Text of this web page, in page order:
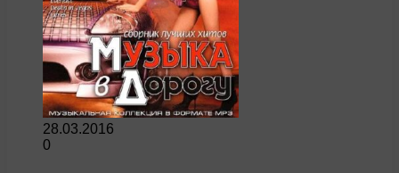
28.03.2016
0